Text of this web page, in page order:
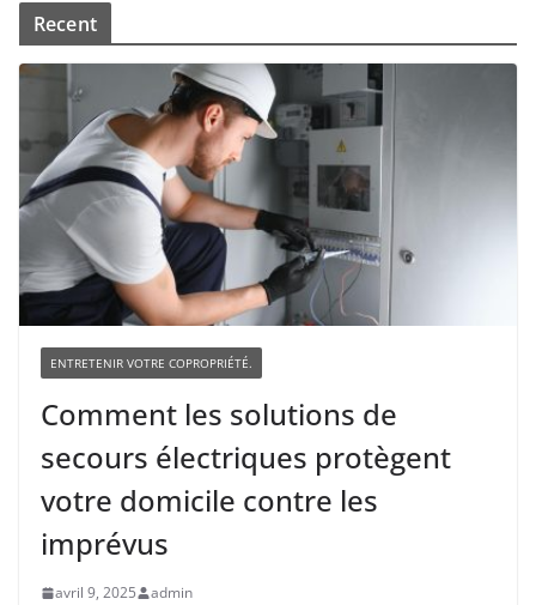
Recent
ENTRETENIR VOTRE COPROPRIÉTÉ.
Comment les solutions de
secours électriques protègent
votre domicile contre les
imprévus
avril 9, 2025 admin